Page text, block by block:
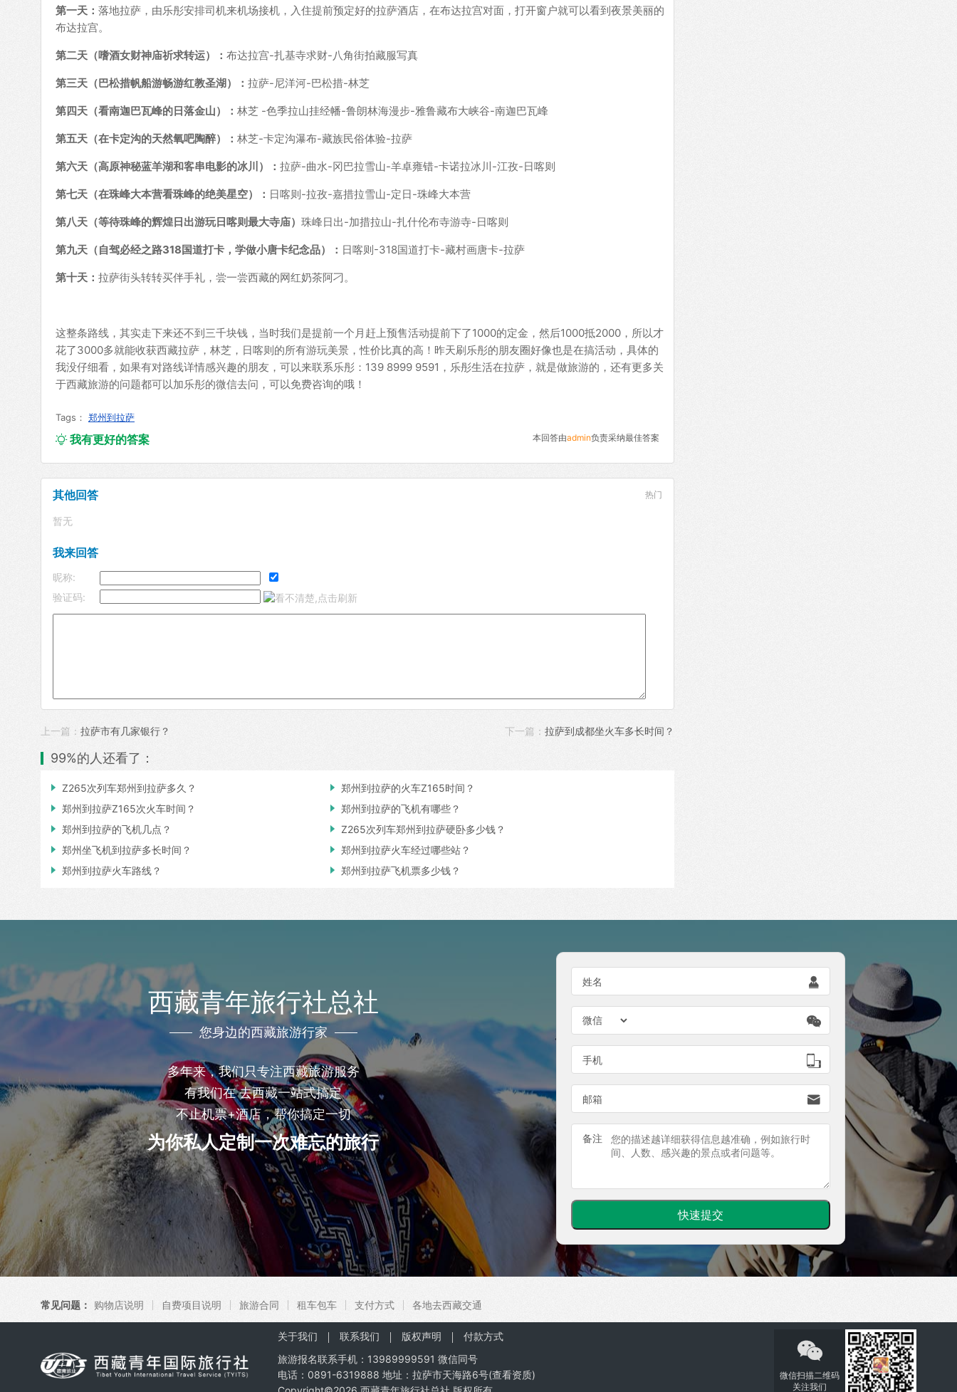
第一天： 落地拉萨，由乐彤安排司机来机场接机，入住提前预定好的拉萨酒店，在布达拉宫对面，打开窗户就可以看到夜景美丽的
布达拉宫。
第二天（嗜酒女财神庙祈求转运）： 布达拉宫-扎基寺求财-八角街拍藏服写真
第三天（巴松措帆船游畅游红教圣湖）： 拉萨-尼洋河-巴松措-林芝
第四天（看南迦巴瓦峰的日落金山）： 林芝 -色季拉山挂经幡-鲁朗林海漫步-雅鲁藏布大峡谷-南迦巴瓦峰
第五天（在卡定沟的天然氧吧陶醉）： 林芝-卡定沟瀑布-藏族民俗体验-拉萨
第六天（高原神秘蓝羊湖和客串电影的冰川）： 拉萨-曲水-冈巴拉雪山-羊卓雍错-卡诺拉冰川-江孜-日喀则
第七天（在珠峰大本营看珠峰的绝美星空）： 日喀则-拉孜-嘉措拉雪山-定日-珠峰大本营
第八天（等待珠峰的辉煌日出游玩日喀则最大寺庙） 珠峰日出-加措拉山-扎什伦布寺游寺-日喀则
第九天（自驾必经之路318国道打卡，学做小唐卡纪念品）： 日喀则-318国道打卡-藏村画唐卡-拉萨
第十天： 拉萨街头转转买伴手礼，尝一尝西藏的网红奶茶阿刁。
这整条路线，其实走下来还不到三千块钱，当时我们是提前一个月赶上预售活动提前下了1000的定金，然后1000抵2000，所以才
花了3000多就能收获西藏拉萨，林芝，日喀则的所有游玩美景，性价比真的高！昨天刷乐彤的朋友圈好像也是在搞活动，具体的
我没仔细看，如果有对路线详情感兴趣的朋友，可以来联系乐彤：139 8999 9591，乐彤生活在拉萨，就是做旅游的，还有更多关
于西藏旅游的问题都可以加乐彤的微信去问，可以免费咨询的哦！
Tags： 郑州到拉萨
我有更好的答案 本回答由admin负责采纳最佳答案
其他回答 热门
暂无
我来回答
昵称:
验证码:
上一篇： 拉萨市有几家银行？ 下一篇： 拉萨到成都坐火车多长时间？
99%的人还看了：
 Z265次列车郑州到拉萨多久？  郑州到拉萨的火车Z165时间？
 郑州到拉萨Z165次火车时间？  郑州到拉萨的飞机有哪些？
 郑州到拉萨的飞机几点？  Z265次列车郑州到拉萨硬卧多少钱？
 郑州坐飞机到拉萨多长时间？  郑州到拉萨火车经过哪些站？
 郑州到拉萨火车路线？  郑州到拉萨飞机票多少钱？
西藏青年旅行社总社
您身边的西藏旅游行家
多年来，我们只专注西藏旅游服务
有我们在 去西藏一站式搞定
不止机票+酒店，帮你搞定一切
为你私人定制一次难忘的旅行
姓名 

手机 
邮箱 
备注
常见问题： 购物店说明 自费项目说明 旅游合同 租车包车 支付方式 各地去西藏交通
关于我们 联系我们 版权声明
付款方式
旅游报名联系手机： 13989999591 微信同号
电话：0891-6319888 地址：拉萨市天海路6号(查看资质)

微信扫描二维码
关注我们